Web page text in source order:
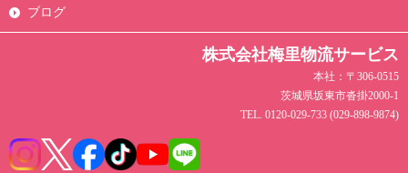
ブログ
株式会社梅里物流サービス
本社：〒306-0515
茨城県坂東市沓掛2000-1
TEL. 0120-029-733 (029-898-9874)